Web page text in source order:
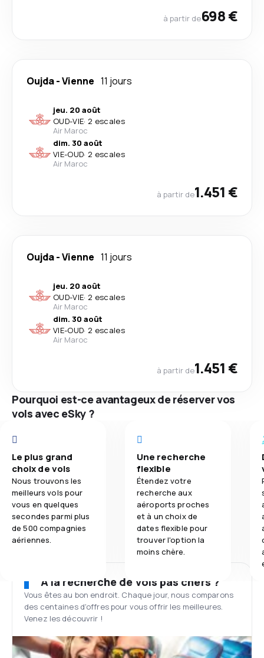
à partir de698 €
Oujda-Vienne 11 jours
jeu. 20 août
OUD-VIE· 2 escales
Air Maroc
dim. 30 août
VIE-OUD· 2 escales
Air Maroc
à partir de1.451 €
Oujda-Vienne 11 jours
jeu. 20 août
OUD-VIE· 2 escales
Air Maroc
dim. 30 août
VIE-OUD· 2 escales
Air Maroc
à partir de1.451 €
Pourquoi est-ce avantageux de réserver vos
vols avec eSky ?
Le plus grand
choix de vols
Nous trouvons les
meilleurs vols pour
vous en quelques
secondes parmi plus
de 500 compagnies
aériennes.
Une recherche
flexible
Étendez votre
recherche aux
aéroports proches
et à un choix de
dates flexible pour
trouver l'option la
moins chère.
À la recherche de vols pas chers ?
Vous êtes au bon endroit. Chaque jour, nous comparons
des centaines d'offres pour vous offrir les meilleures.
Venez les découvrir !